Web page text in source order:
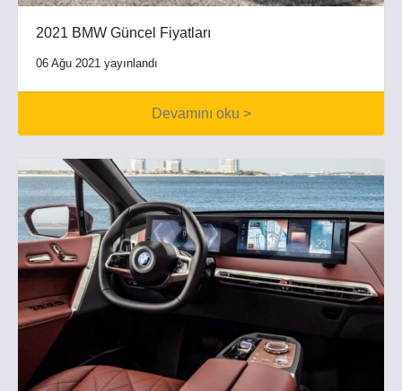
2021 BMW Güncel Fiyatları
06 Ağu 2021 yayınlandı
Devamını oku >